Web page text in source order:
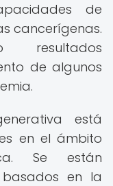
de
cancerígenas.
resultados
de algunos
está
en el ámbito
Se están
en la